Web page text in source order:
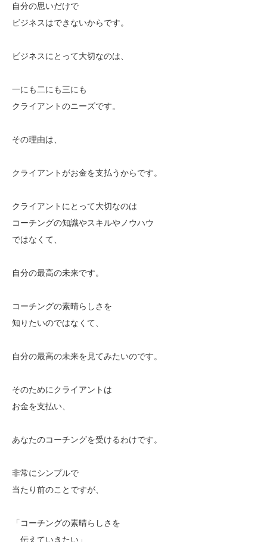
自分の思いだけで
ビジネスはできないからです。
ビジネスにとって大切なのは、
一にも二にも三にも
クライアントのニーズです。
その理由は、
クライアントがお金を支払うからです。
クライアントにとって大切なのは
コーチングの知識やスキルやノウハウ
ではなくて、
自分の最高の未来です。
コーチングの素晴らしさを
知りたいのではなくて、
自分の最高の未来を見てみたいのです。
そのためにクライアントは
お金を支払い、
あなたのコーチングを受けるわけです。
非常にシンプルで
当たり前のことですが、
「コーチングの素晴らしさを
伝えていきたい」